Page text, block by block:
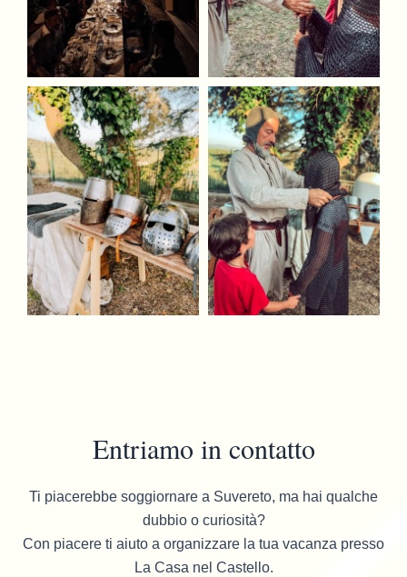
Entriamo in contatto
Ti piacerebbe soggiornare a Suvereto, ma hai qualche
dubbio o curiosità?
Con piacere ti aiuto a organizzare la tua vacanza presso
La Casa nel Castello.